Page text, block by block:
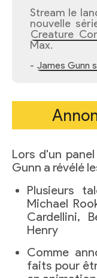
Stream le
nouvelle
Creature
Max.
- James Gunn
Lors d'un
Gunn a révélé
Plusieurs
Michael
Cardellini,
Henry
Comme
faits pour